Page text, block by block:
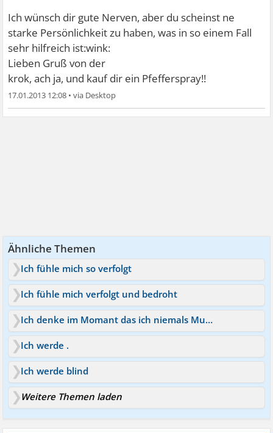
Ich wünsch dir gute Nerven, aber du scheinst ne
starke Persönlichkeit zu haben, was in so einem Fall
sehr hilfreich ist:wink:
Lieben Gruß von der
krok, ach ja, und kauf dir ein Pfefferspray!!
17.01.2013 12:08 •
Ähnliche Themen
Ich fühle mich so verfolgt
Ich fühle mich verfolgt und bedroht
Ich denke im Momant das ich niemals Mutter werde
Ich werde .
Ich werde blind
Weitere Themen laden